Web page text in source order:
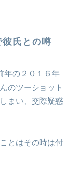
彼氏との噂
年の２０１６年
のツーショット
まい、交際疑惑
とはその時は付